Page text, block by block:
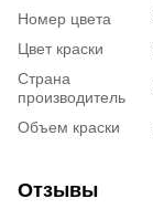
Номер цвета
Цвет краски
Страна
производитель
Объем краски
Отзывы